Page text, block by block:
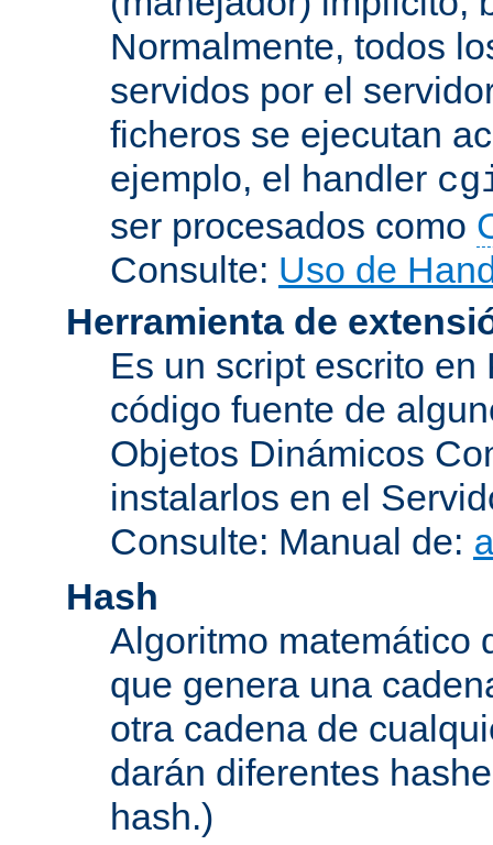
Normalmente, todos
servidos por el
ficheros se ejecutan
ejemplo, el handler
ser procesados como
Consulte: Uso de
Herramienta de
Es un script escrito
código fuente de
Objetos Dinámicos
instalarlos en el
Consulte: Manual de:
Hash
Algoritmo matemático
que genera una
otra cadena de
darán diferentes
hash.)